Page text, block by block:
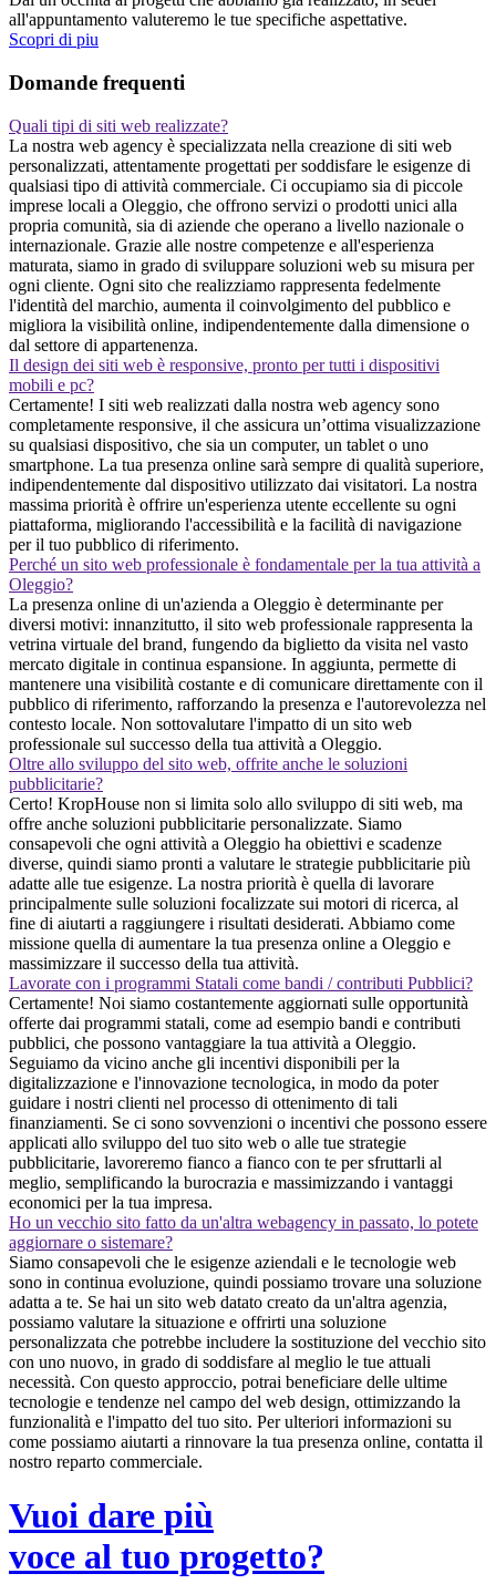
all'appuntamento valuteremo le tue specifiche aspettative.
Scopri di piu
Domande frequenti
Quali tipi di siti web realizzate?
La nostra web agency è specializzata nella creazione di siti web
personalizzati, attentamente progettati per soddisfare le esigenze di
qualsiasi tipo di attività commerciale. Ci occupiamo sia di piccole
imprese locali a Oleggio, che offrono servizi o prodotti unici alla
propria comunità, sia di aziende che operano a livello nazionale o
internazionale. Grazie alle nostre competenze e all'esperienza
maturata, siamo in grado di sviluppare soluzioni web su misura per
ogni cliente. Ogni sito che realizziamo rappresenta fedelmente
l'identità del marchio, aumenta il coinvolgimento del pubblico e
migliora la visibilità online, indipendentemente dalla dimensione o
dal settore di appartenenza.
Il design dei siti web è responsive, pronto per tutti i dispositivi
mobili e pc?
Certamente! I siti web realizzati dalla nostra web agency sono
completamente responsive, il che assicura un’ottima visualizzazione
su qualsiasi dispositivo, che sia un computer, un tablet o uno
smartphone. La tua presenza online sarà sempre di qualità superiore,
indipendentemente dal dispositivo utilizzato dai visitatori. La nostra
massima priorità è offrire un'esperienza utente eccellente su ogni
piattaforma, migliorando l'accessibilità e la facilità di navigazione
per il tuo pubblico di riferimento.
Perché un sito web professionale è fondamentale per la tua attività a
Oleggio?
La presenza online di un'azienda a Oleggio è determinante per
diversi motivi: innanzitutto, il sito web professionale rappresenta la
vetrina virtuale del brand, fungendo da biglietto da visita nel vasto
mercato digitale in continua espansione. In aggiunta, permette di
mantenere una visibilità costante e di comunicare direttamente con il
pubblico di riferimento, rafforzando la presenza e l'autorevolezza nel
contesto locale. Non sottovalutare l'impatto di un sito web
professionale sul successo della tua attività a Oleggio.
Oltre allo sviluppo del sito web, offrite anche le soluzioni
pubblicitarie?
Certo! KropHouse non si limita solo allo sviluppo di siti web, ma
offre anche soluzioni pubblicitarie personalizzate. Siamo
consapevoli che ogni attività a Oleggio ha obiettivi e scadenze
diverse, quindi siamo pronti a valutare le strategie pubblicitarie più
adatte alle tue esigenze. La nostra priorità è quella di lavorare
principalmente sulle soluzioni focalizzate sui motori di ricerca, al
fine di aiutarti a raggiungere i risultati desiderati. Abbiamo come
missione quella di aumentare la tua presenza online a Oleggio e
massimizzare il successo della tua attività.
Lavorate con i programmi Statali come bandi / contributi Pubblici?
Certamente! Noi siamo costantemente aggiornati sulle opportunità
offerte dai programmi statali, come ad esempio bandi e contributi
pubblici, che possono vantaggiare la tua attività a Oleggio.
Seguiamo da vicino anche gli incentivi disponibili per la
digitalizzazione e l'innovazione tecnologica, in modo da poter
guidare i nostri clienti nel processo di ottenimento di tali
finanziamenti. Se ci sono sovvenzioni o incentivi che possono essere
applicati allo sviluppo del tuo sito web o alle tue strategie
pubblicitarie, lavoreremo fianco a fianco con te per sfruttarli al
meglio, semplificando la burocrazia e massimizzando i vantaggi
economici per la tua impresa.
Ho un vecchio sito fatto da un'altra webagency in passato, lo potete
aggiornare o sistemare?
Siamo consapevoli che le esigenze aziendali e le tecnologie web
sono in continua evoluzione, quindi possiamo trovare una soluzione
adatta a te. Se hai un sito web datato creato da un'altra agenzia,
possiamo valutare la situazione e offrirti una soluzione
personalizzata che potrebbe includere la sostituzione del vecchio sito
con uno nuovo, in grado di soddisfare al meglio le tue attuali
necessità. Con questo approccio, potrai beneficiare delle ultime
tecnologie e tendenze nel campo del web design, ottimizzando la
funzionalità e l'impatto del tuo sito. Per ulteriori informazioni su
come possiamo aiutarti a rinnovare la tua presenza online, contatta il
nostro reparto commerciale.
Vuoi dare più
voce al tuo progetto?